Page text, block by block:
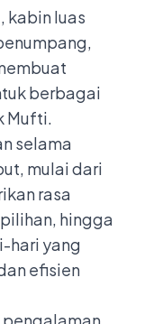
kabin luas
berbagai
Mufti.
selama
mulai dari
rasa
hingga
hari yang
efisien